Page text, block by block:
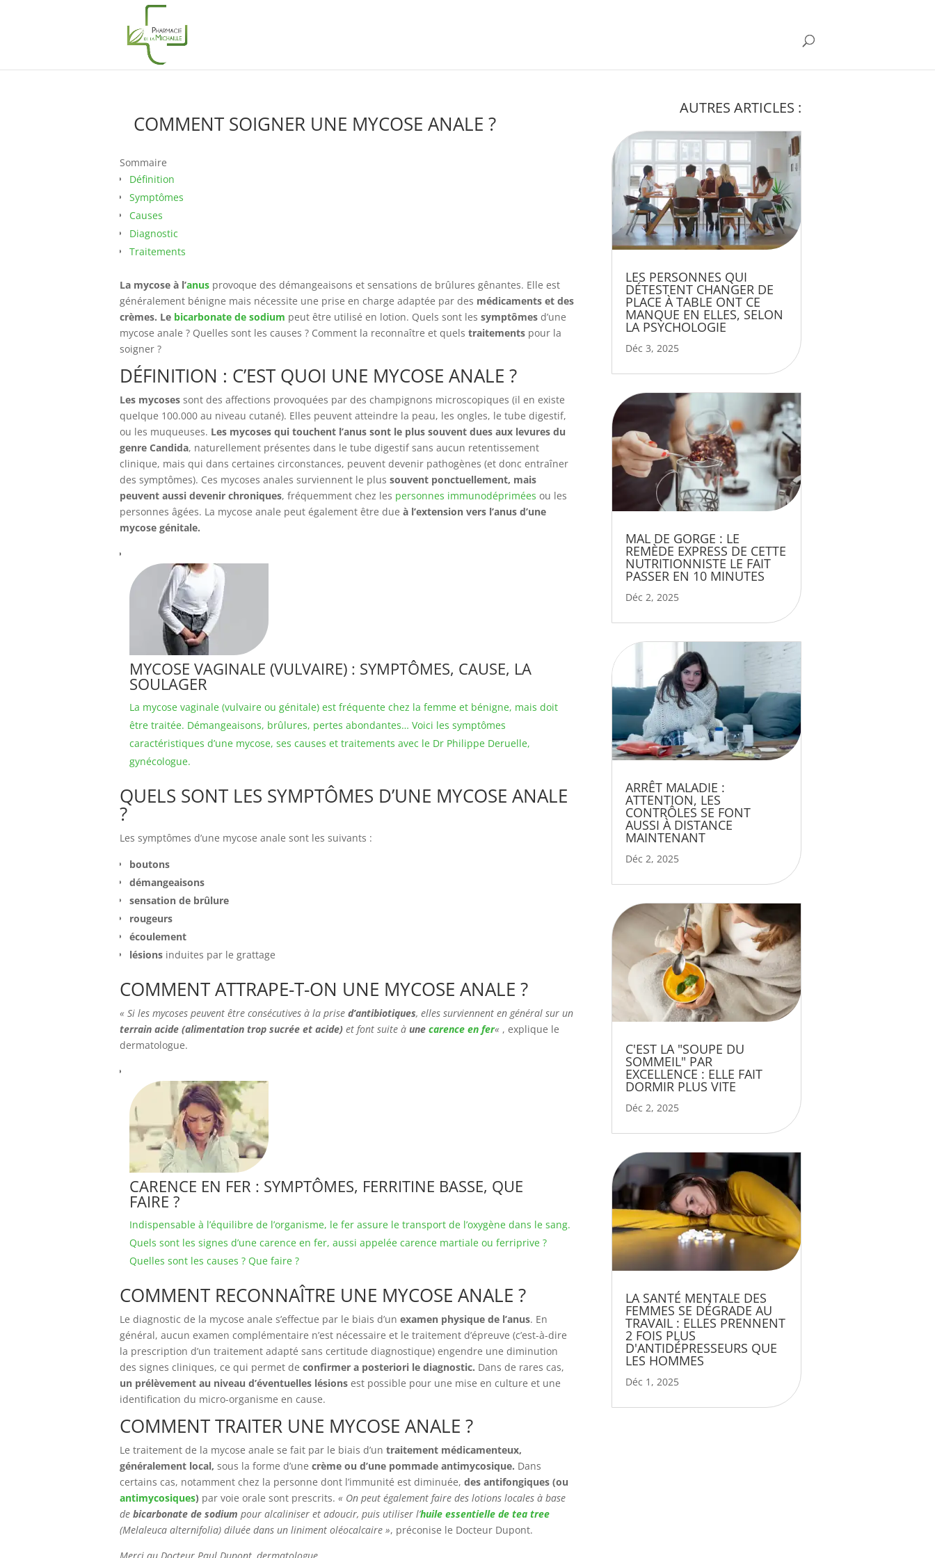
COMMENT SOIGNER UNE MYCOSE ANALE ?
Sommaire
Définition
Symptômes
Causes
Diagnostic
Traitements
La mycose à l’anus provoque des démangeaisons et sensations de brûlures gênantes. Elle est
généralement bénigne mais nécessite une prise en charge adaptée par des médicaments et des
crèmes. Le bicarbonate de sodium peut être utilisé en lotion. Quels sont les symptômes d’une
mycose anale ? Quelles sont les causes ? Comment la reconnaître et quels traitements pour la
soigner ?
DÉFINITION : C’EST QUOI UNE MYCOSE ANALE ?
Les mycoses sont des affections provoquées par des champignons microscopiques (il en existe
quelque 100.000 au niveau cutané). Elles peuvent atteindre la peau, les ongles, le tube digestif,
ou les muqueuses. Les mycoses qui touchent l’anus sont le plus souvent dues aux levures du
genre Candida, naturellement présentes dans le tube digestif sans aucun retentissement
clinique, mais qui dans certaines circonstances, peuvent devenir pathogènes (et donc entraîner
des symptômes). Ces mycoses anales surviennent le plus souvent ponctuellement, mais
peuvent aussi devenir chroniques, fréquemment chez les personnes immunodéprimées ou les
personnes âgées. La mycose anale peut également être due à l’extension vers l’anus d’une
mycose génitale.
MYCOSE VAGINALE (VULVAIRE) : SYMPTÔMES, CAUSE, LA
SOULAGER
La mycose vaginale (vulvaire ou génitale) est fréquente chez la femme et bénigne, mais doit
être traitée. Démangeaisons, brûlures, pertes abondantes… Voici les symptômes
caractéristiques d’une mycose, ses causes et traitements avec le Dr Philippe Deruelle,
gynécologue.
QUELS SONT LES SYMPTÔMES D’UNE MYCOSE ANALE
?
Les symptômes d’une mycose anale sont les suivants :
boutons
démangeaisons
sensation de brûlure
rougeurs
écoulement
lésions induites par le grattage
COMMENT ATTRAPE-T-ON UNE MYCOSE ANALE ?
« Si les mycoses peuvent être consécutives à la prise d’antibiotiques, elles surviennent en général sur un
terrain acide (alimentation trop sucrée et acide) et font suite à une carence en fer« , explique le
dermatologue.
CARENCE EN FER : SYMPTÔMES, FERRITINE BASSE, QUE
FAIRE ?
Indispensable à l’équilibre de l’organisme, le fer assure le transport de l’oxygène dans le sang.
Quels sont les signes d’une carence en fer, aussi appelée carence martiale ou ferriprive ?
Quelles sont les causes ? Que faire ?
COMMENT RECONNAÎTRE UNE MYCOSE ANALE ?
Le diagnostic de la mycose anale s’effectue par le biais d’un examen physique de l’anus. En
général, aucun examen complémentaire n’est nécessaire et le traitement d’épreuve (c’est-à-dire
la prescription d’un traitement adapté sans certitude diagnostique) engendre une diminution
des signes cliniques, ce qui permet de confirmer a posteriori le diagnostic. Dans de rares cas,
un prélèvement au niveau d’éventuelles lésions est possible pour une mise en culture et une
identification du micro-organisme en cause.
COMMENT TRAITER UNE MYCOSE ANALE ?
Le traitement de la mycose anale se fait par le biais d’un traitement médicamenteux,
généralement local, sous la forme d’une crème ou d’une pommade antimycosique. Dans
certains cas, notamment chez la personne dont l’immunité est diminuée, des antifongiques (ou
antimycosiques) par voie orale sont prescrits. « On peut également faire des lotions locales à base
de bicarbonate de sodium pour alcaliniser et adoucir, puis utiliser l’huile essentielle de tea tree
(Melaleuca alternifolia) diluée dans un liniment oléocalcaire », préconise le Docteur Dupont.
AUTRES ARTICLES :
LES PERSONNES QUI
DÉTESTENT CHANGER DE
PLACE À TABLE ONT CE
MANQUE EN ELLES, SELON
LA PSYCHOLOGIE
Déc 3, 2025
MAL DE GORGE : LE
REMÈDE EXPRESS DE CETTE
NUTRITIONNISTE LE FAIT
PASSER EN 10 MINUTES
Déc 2, 2025
ARRÊT MALADIE :
ATTENTION, LES
CONTRÔLES SE FONT
AUSSI À DISTANCE
MAINTENANT
Déc 2, 2025
C'EST LA "SOUPE DU
SOMMEIL" PAR
EXCELLENCE : ELLE FAIT
DORMIR PLUS VITE
Déc 2, 2025
LA SANTÉ MENTALE DES
FEMMES SE DÉGRADE AU
TRAVAIL : ELLES PRENNENT
2 FOIS PLUS
D'ANTIDÉPRESSEURS QUE
LES HOMMES
Déc 1, 2025